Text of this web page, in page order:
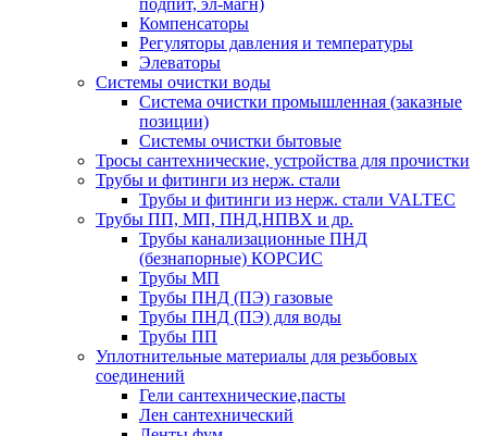
подпит, эл-магн)
Компенсаторы
Регуляторы давления и температуры
Элеваторы
Системы очистки воды
Система очистки промышленная (заказные
позиции)
Системы очистки бытовые
Тросы сантехнические, устройства для прочистки
Трубы и фитинги из нерж. стали
Трубы и фитинги из нерж. стали VALTEC
Трубы ПП, МП, ПНД,НПВХ и др.
Трубы канализационные ПНД
(безнапорные) КОРСИС
Трубы МП
Трубы ПНД (ПЭ) газовые
Трубы ПНД (ПЭ) для воды
Трубы ПП
Уплотнительные материалы для резьбовых
соединений
Гели сантехнические,пасты
Лен сантехнический